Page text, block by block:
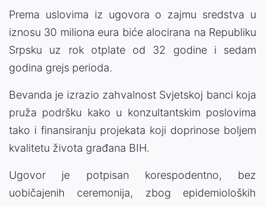
Prema uslovima iz ugovora o zajmu sredstva u
iznosu 30 miliona eura biće alocirana na Republiku
Srpsku uz rok otplate od 32 godine i sedam
godina grejs perioda.
Bevanda je izrazio zahvalnost Svjetskoj banci koja
pruža podršku kako u konzultantskim poslovima
tako i finansiranju projekata koji doprinose boljem
kvalitetu života građana BIH.
Ugovor je potpisan korespodentno, bez
uobičajenih ceremonija, zbog epidemioloških